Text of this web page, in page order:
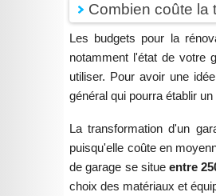
Combien coûte la
Les budgets pour la
notamment l'état de votre
utiliser. Pour avoir une
général qui pourra établir
La transformation d'un
puisqu'elle coûte en
de garage se situe entre
choix des matériaux et